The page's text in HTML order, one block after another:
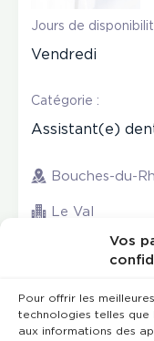
Vos
Pour offrir les
technologies telles
aux informations des
Jours de
Vendredi
Catégorie :
Assistant(e)
Bouches-du-
Le Val